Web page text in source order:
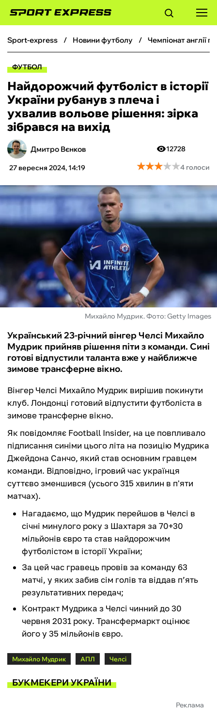
ФУТБОЛ
БОКС
ХОКЕЙ
ТЕНІС
КІБЕРСПОРТ
ІНШІ
БУКМЕКЕРИ
sport-express новини футболу чемпіонат англії
ФУТБОЛ
Найдорожчий футболіст в історії
України рубанув з плеча і
ухвалив вольове рішення: зірка
зібрався на вихід
Дмитро Вєнков
27 вересня 2024, 14:19
12728
★★★★★
★★★★★4 голоси
Михайло Мудрик. Фото: Getty Images
Український 23-річний вінгер Челсі Михайло
Мудрик прийняв рішення піти з команди. Сині
готові відпустили таланта вже у найближче
зимове трансферне вікно.
Вінгер Челсі Михайло Мудрик вирішив покинути
клуб. Лондонці готовий відпустити футболіста в
зимове трансферне вікно.
Як повідомляє Football Insider, на це повпливало
підписання синіми цього літа на позицію Мудрика
Джейдона Санчо, який став основним гравцем
команди. Відповідно, ігровий час українця
суттєво зменшився (усього 315 хвилин в п'яти
матчах).
Нагадаємо, що Мудрик перейшов в Челсі в
січні минулого року з Шахтаря за 70+30
мільйонів євро та став найдорожчим
футболістом в історії України;
За цей час гравець провів за команду 63
матчі, у яких забив сім голів та віддав п’ять
результативних передач;
Контракт Мудрика з Челсі чинний до 30
червня 2031 року. Трансфермаркт оцінює
його у 35 мільйонів євро.
Михайло Мудрик АПЛ Челсі
БУКМЕКЕРИ УКРАЇНИ
Реклама